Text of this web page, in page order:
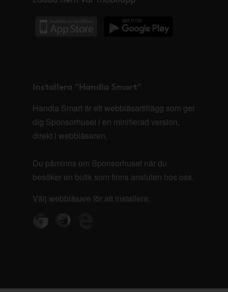
Installera "Handla Smart"
Handla Smart är ett webbläsartillägg som ger
dig Sponsorhuset i en minifierad version,
direkt i webbläsaren.
Du påminns om Sponsorhuset när du
besöker en butik som finns ansluten hos oss.
Välj webbläsare för att installera: